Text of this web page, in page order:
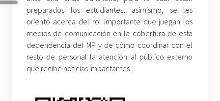
preparados los estudiantes, asimismo, se les
orientó acerca del rol importante que juegan los
medios de comunicación en la cobertura de esta
dependencia del MP y de cómo coordinar con el
resto de personal la atención al público externo
que recibe noticias impactantes.